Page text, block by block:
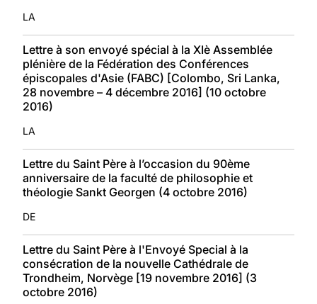
LA
Lettre à son envoyé spécial à la XIè Assemblée
plénière de la Fédération des Conférences
épiscopales d'Asie (FABC) [Colombo, Sri Lanka,
28 novembre – 4 décembre 2016] (10 octobre
2016)
LA
Lettre du Saint Père à l’occasion du 90ème
anniversaire de la faculté de philosophie et
théologie Sankt Georgen (4 octobre 2016)
DE
Lettre du Saint Père à l'Envoyé Special à la
consécration de la nouvelle Cathédrale de
Trondheim, Norvège [19 novembre 2016] (3
octobre 2016)